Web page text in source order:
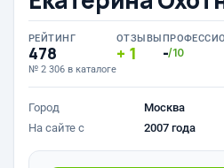
РЕЙТИНГ
478
№ 2 306 в каталоге
ОТЗЫВЫ
1 -/10
Город
Москва
На сайте с
2007 года